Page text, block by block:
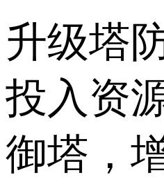
升级塔
投入资
御塔，